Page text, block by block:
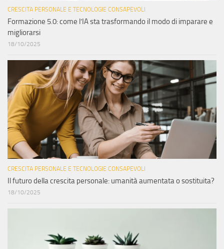
CRESCITA PERSONALE E TECNOLOGIE CONSAPEVOLI
Formazione 5.0: come l’IA sta trasformando il modo di imparare e
migliorarsi
18/10/2025
CRESCITA PERSONALE E TECNOLOGIE CONSAPEVOLI
Il futuro della crescita personale: umanità aumentata o sostituita?
18/10/2025